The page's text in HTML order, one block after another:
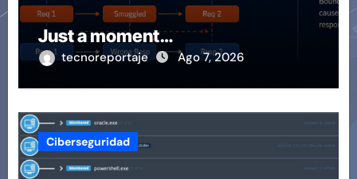
Just a moment…
tecnoreportaje Ago 7, 2026
Ciberseguridad